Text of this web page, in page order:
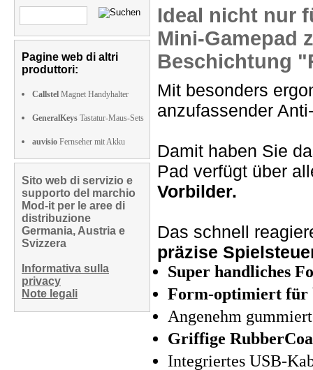
Pagine web di altri
produttori:
Callstel Magnet Handyhalter
GeneralKeys Tastatur-Maus-Sets
auvisio Fernseher mit Akku
Sito web di servizio e
supporto del marchio
Mod-it per le aree di
distribuzione
Germania, Austria e
Svizzera
Informativa sulla
privacy
Note legali
Ideal nicht nur
Mini-Gamepad
Beschichtung
Mit besonders
anzufassender
Damit haben Sie
Pad verfügt über
Vorbilder.
Das schnell
präzise
Super handliches
Form-optimiert für
Angenehm
Griffige
Integriertes USB-